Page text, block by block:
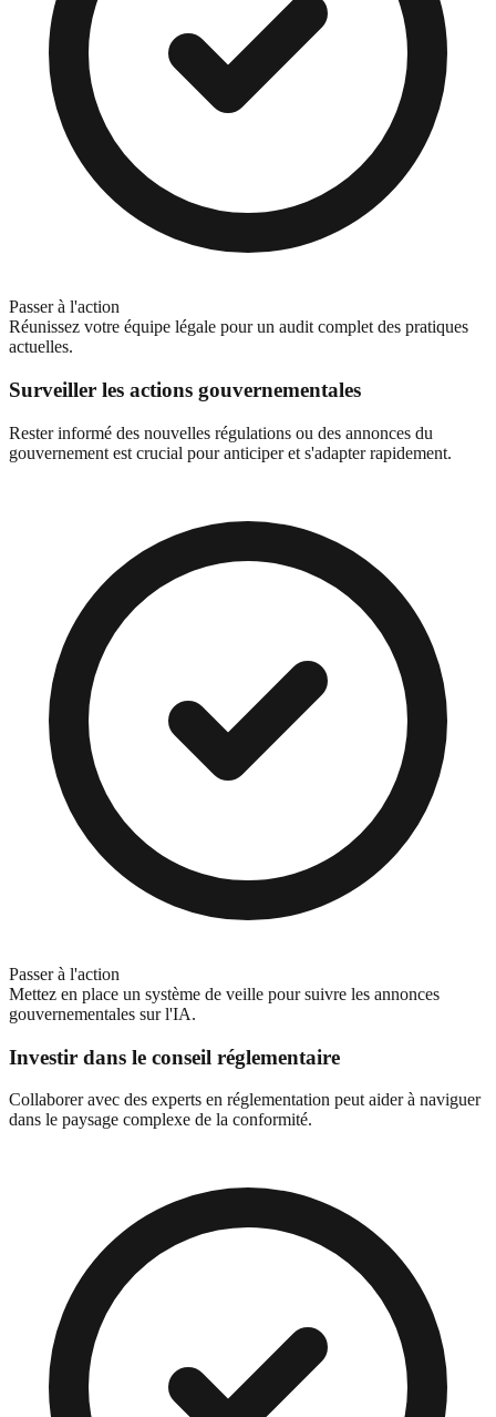
Passer à l'action
Réunissez votre équipe légale pour un audit complet des pratiques
actuelles.
Surveiller les actions gouvernementales
Rester informé des nouvelles régulations ou des annonces du
gouvernement est crucial pour anticiper et s'adapter rapidement.
Passer à l'action
Mettez en place un système de veille pour suivre les annonces
gouvernementales sur l'IA.
Investir dans le conseil réglementaire
Collaborer avec des experts en réglementation peut aider à naviguer
dans le paysage complexe de la conformité.